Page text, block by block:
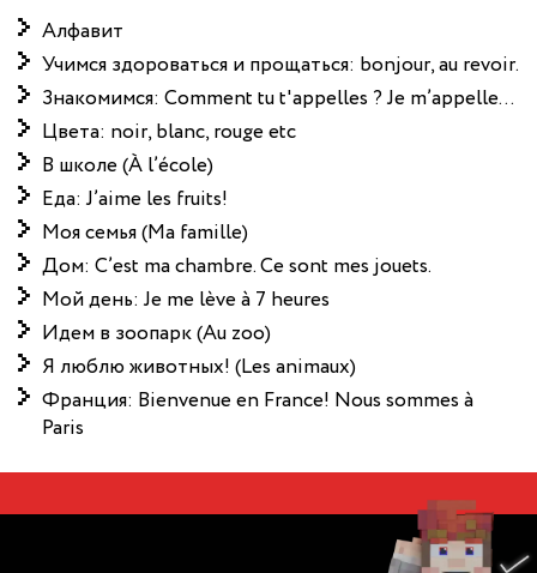
Алфавит
Учимся здороваться и прощаться: bonjour, au revoir.
Знакомимся: Comment tu t'appelles ? Je m’appelle…
Цвета: noir, blanc, rouge etc
В школе (À l’école)
Еда: J’aime les fruits!
Моя семья (Ma famille)
Дом: C’est ma chambre. Ce sont mes jouets.
Мой день: Je me lève à 7 heures
Идем в зоопарк (Au zoo)
Я люблю животных! (Les animaux)
Франция: Bienvenue en France! Nous sommes à
Paris